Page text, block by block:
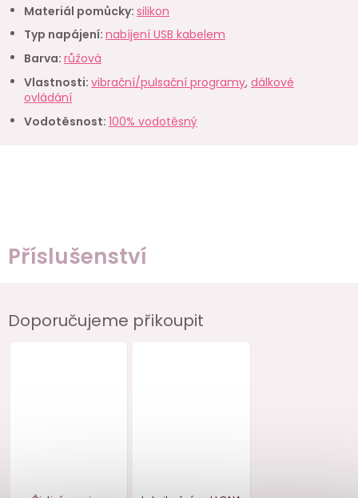
Příslušenství
Materiál pomůcky: silikon
Typ napájení: nabíjení USB kabelem
Barva: růžová
Vlastnosti: vibrační/pulsační programy, dálkové
ovládání
Vodotěsnost: 100% vodotěsný
Doporučujeme přikoupit